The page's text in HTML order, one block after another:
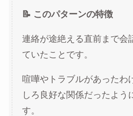
📝 このパターンの特徴
連絡が途絶える直前まで会
ていたことです。
喧嘩やトラブルがあったわ
しろ良好な関係だったよう
す。